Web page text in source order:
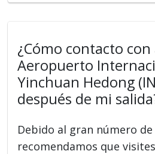
¿Cómo contacto
Aeropuerto
Yinchuan Hedong
después de mi
Debido al gran número
recomendamos que